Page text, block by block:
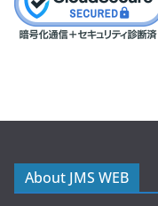
About JMS WEB